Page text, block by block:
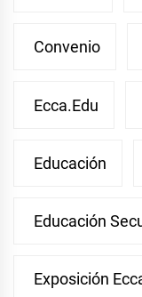
Convenio
Ecca.edu
Educación
Educación
Exposición